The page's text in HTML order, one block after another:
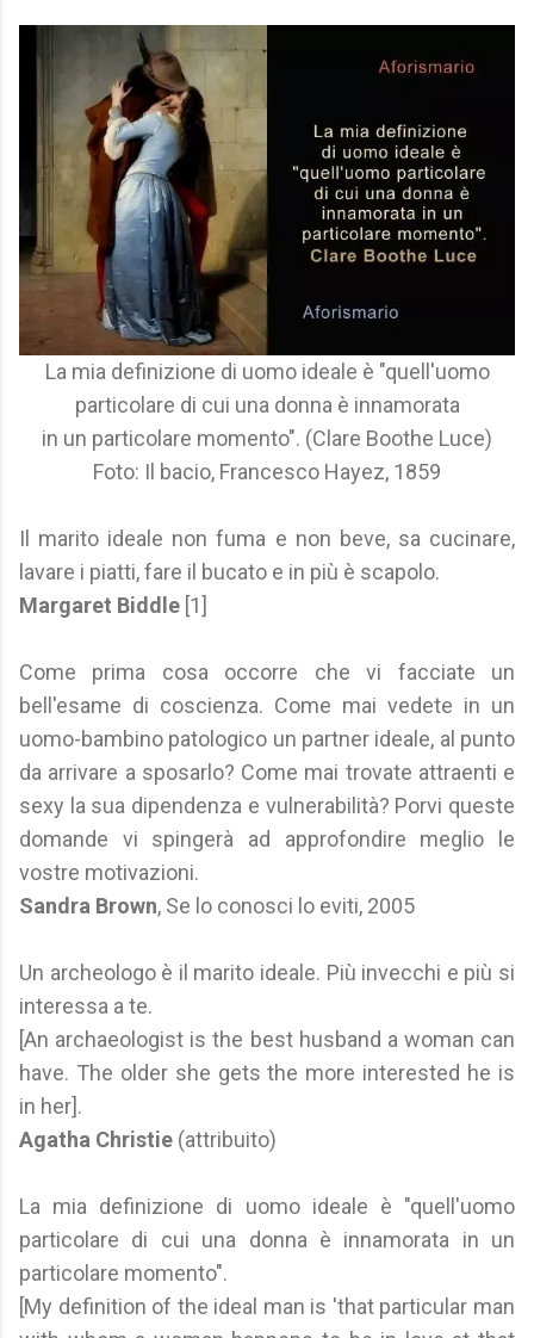
La mia definizione di uomo ideale è "quell'uomo
particolare di cui una donna è innamorata
in un particolare momento". (Clare Boothe Luce)
Foto: Il bacio, Francesco Hayez, 1859
Il marito ideale non fuma e non beve, sa cucinare,
lavare i piatti, fare il bucato e in più è scapolo.
Margaret Biddle [1]
Come prima cosa occorre che vi facciate un
bell'esame di coscienza. Come mai vedete in un
uomo-bambino patologico un partner ideale, al punto
da arrivare a sposarlo? Come mai trovate attraenti e
sexy la sua dipendenza e vulnerabilità? Porvi queste
domande vi spingerà ad approfondire meglio le
vostre motivazioni.
Sandra Brown, Se lo conosci lo eviti, 2005
Un archeologo è il marito ideale. Più invecchi e più si
interessa a te.
[An archaeologist is the best husband a woman can
have. The older she gets the more interested he is
in her].
Agatha Christie (attribuito)
La mia definizione di uomo ideale è "quell'uomo
particolare di cui una donna è innamorata in un
particolare momento".
[My definition of the ideal man is 'that particular man